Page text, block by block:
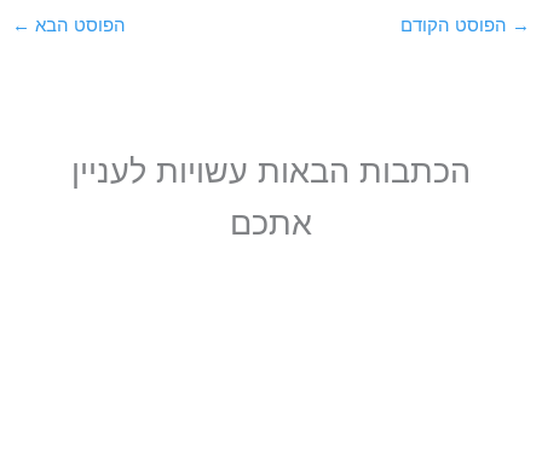
→ הפוסט הקודם הפוסט הבא ←
הכתבות הבאות עשויות לעניין
אתכם